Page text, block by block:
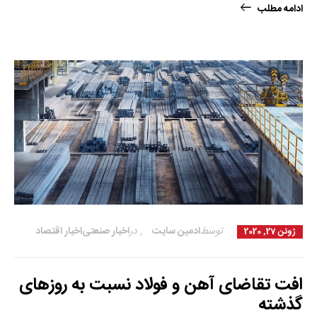
ادامه مطلب
ژوئن 27, 2020 ادمین سایتتوسط اخبار اقتصاد , اخبار صنعتیدر
افت تقاضای آهن و فولاد نسبت به روزهای
گذشته